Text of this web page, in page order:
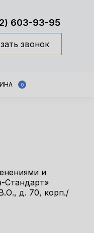
603-93-95
звонок
0
и
Стандарт»
д. 70, корп./